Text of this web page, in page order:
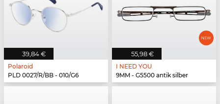
39,84 €
Polaroid
PLD 0027/R/BB - 010/G6
55,98 €
I NEED YOU
9MM - G5500 antik silber